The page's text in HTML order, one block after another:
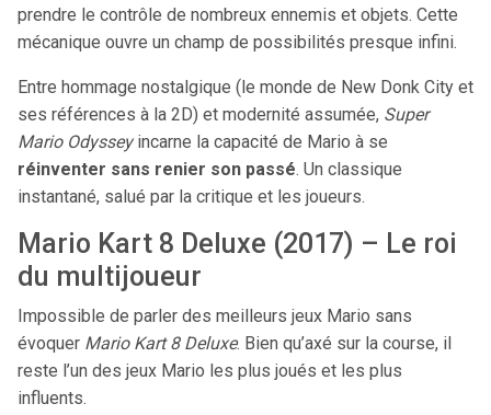
prendre le contrôle de nombreux ennemis et objets. Cette
mécanique ouvre un champ de possibilités presque infini.
Entre hommage nostalgique (le monde de New Donk City et
ses références à la 2D) et modernité assumée, Super
Mario Odysseyincarne la capacité de Mario à se
réinventer sans renier son passé. Un classique
instantané, salué par la critique et les joueurs.
Mario Kart 8 Deluxe (2017) – Le roi
du multijoueur
Impossible de parler des meilleurs jeux Mario sans
évoquer Mario Kart 8 Deluxe. Bien qu’axé sur la course, il
reste l’un des jeux Mario les plus joués et les plus
influents.